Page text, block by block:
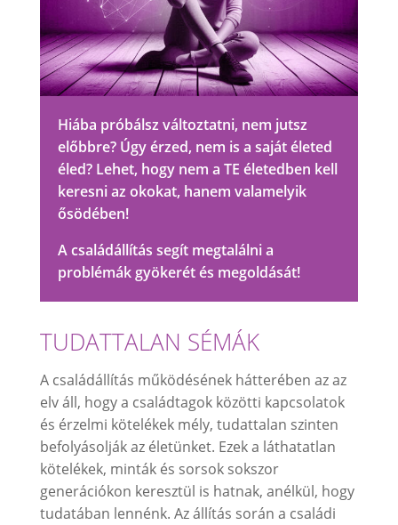
Hiába próbálsz változtatni, nem jutsz
előbbre? Úgy érzed, nem is a saját életed
éled? Lehet, hogy nem a TE életedben kell
keresni az okokat, hanem valamelyik
ősödében!
A családállítás segít megtalálni a
problémák gyökerét és megoldását!
TUDATTALAN SÉMÁK
A családállítás működésének hátterében az az
elv áll, hogy a családtagok közötti kapcsolatok
és érzelmi kötelékek mély, tudattalan szinten
befolyásolják az életünket. Ezek a láthatatlan
kötelékek, minták és sorsok sokszor
generációkon keresztül is hatnak, anélkül, hogy
tudatában lennénk. Az állítás során a családi